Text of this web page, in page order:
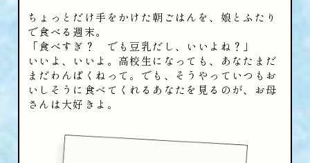
ちょっとだけ手をかけた朝ごはんを、娘とふたり
で食べる週末。
「食べすぎ？ でも豆乳だし、いいよね？」
いいよ、いいよ。高校生になっても、あなたまだ
まだわんぱくねって。でも、そうやっていつもお
いしそうに食べてくれるあなたを見るのが、お母
さんは大好きよ。